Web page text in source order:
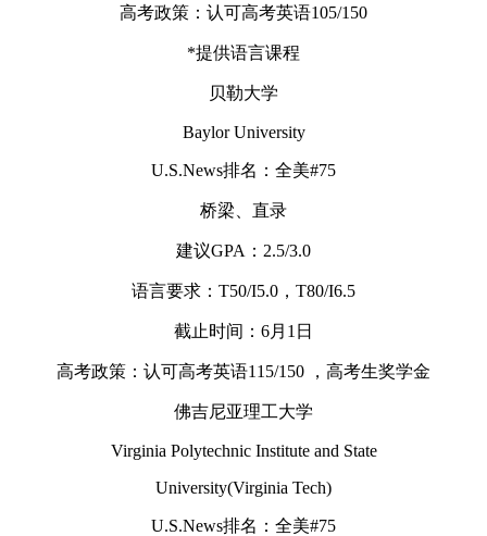
高考政策：认可高考英语105/150
*提供语言课程
贝勒大学
Baylor University
U.S.News排名：全美#75
桥梁、直录
建议GPA：2.5/3.0
语言要求：T50/I5.0，T80/I6.5
截止时间：6月1日
高考政策：认可高考英语115/150 ，高考生奖学金
佛吉尼亚理工大学
Virginia Polytechnic Institute and State
University(Virginia Tech)
U.S.News排名：全美#75